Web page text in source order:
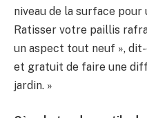
niveau de la surface pour
Ratisser votre paillis
un aspect tout neuf », dit-
et gratuit de faire une
jardin. »